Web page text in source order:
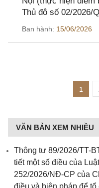
Thủ đô số 02/2026/
Ban hành: 15/06/2026
1
VĂN BẢN XEM NHIỀU
Thông tư 89/2026/TT-
tiết một số điều của
252/2026/NĐ-CP của
điều và biện pháp để